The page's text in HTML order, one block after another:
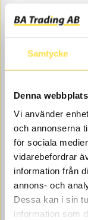
Samtycke
Denna
Vi använder
och annonserna
för sociala
vidarebefordrar
information från
annons- och
Dessa kan i sin
information som
FILTER
FI5518 Item no.
Åtgår1
705.00
Web stock